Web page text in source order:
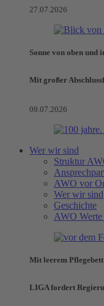
27.07.2026
Sonne von oben und
Mit großer
09.07.2026
Wer wir sind
Struktur
AWO vor
Wer wir sind
Geschichte
AWO
Mit leerem
LIGA fordert